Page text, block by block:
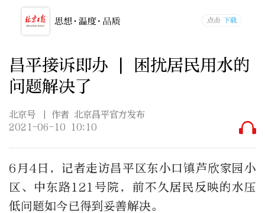
昌平接诉即办 | 困扰居民用水的
问题解决了
北京号
| 作者 北京昌平官方发布
2021-06-10 10:10
6月4日，记者走访昌平区东小口镇芦欣家园小
区、中东路121号院，前不久居民反映的水压
低问题如今已得到妥善解决。